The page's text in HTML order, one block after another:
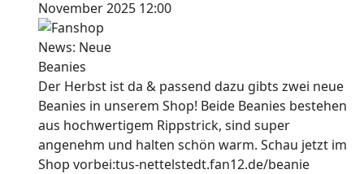
November 2025 12:00
Der Herbst ist da & passend dazu gibts zwei neue
Beanies in unserem Shop! Beide Beanies bestehen
aus hochwertigem Rippstrick, sind super
angenehm und halten schön warm. Schau jetzt im
Shop vorbei:tus-nettelstedt.fan12.de/beanie